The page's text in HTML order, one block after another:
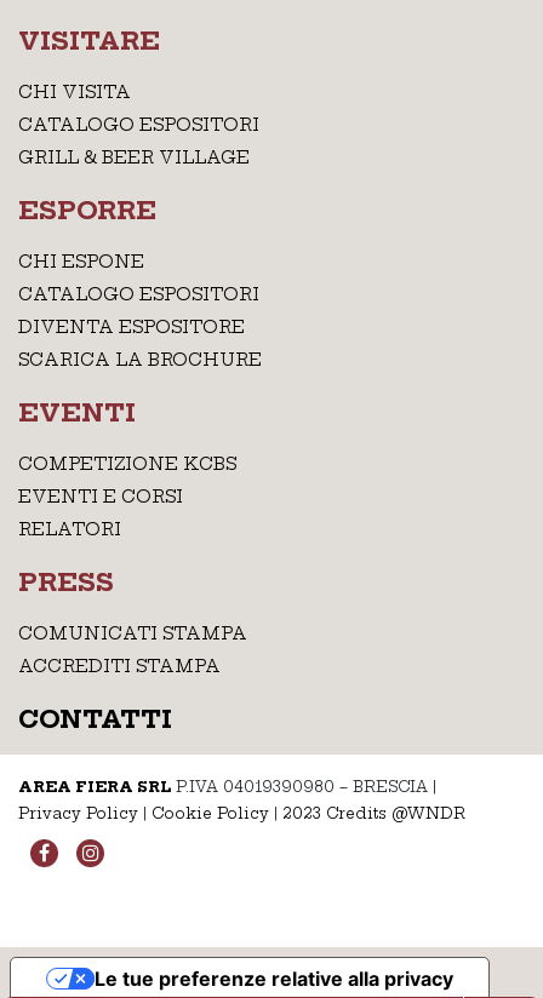
VISITARE
CHI VISITA
CATALOGO ESPOSITORI
GRILL & BEER VILLAGE
ESPORRE
CHI ESPONE
CATALOGO ESPOSITORI
DIVENTA ESPOSITORE
SCARICA LA BROCHURE
EVENTI
COMPETIZIONE KCBS
EVENTI E CORSI
RELATORI
PRESS
COMUNICATI STAMPA
ACCREDITI STAMPA
CONTATTI
AREA FIERA SRL P.IVA 04019390980 – BRESCIA |
Privacy Policy | Cookie Policy | 2023 Credits @WNDR
Le tue preferenze relative alla privacy